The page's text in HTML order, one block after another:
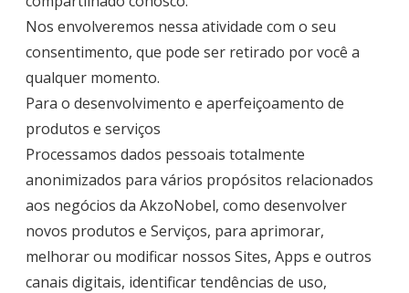
Nos envolveremos nessa atividade com o seu
consentimento, que pode ser retirado por você a
qualquer momento.
Para o desenvolvimento e aperfeiçoamento de
produtos e serviços
Processamos dados pessoais totalmente
anonimizados para vários propósitos relacionados
aos negócios da AkzoNobel, como desenvolver
novos produtos e Serviços, para aprimorar,
melhorar ou modificar nossos Sites, Apps e outros
canais digitais, identificar tendências de uso,